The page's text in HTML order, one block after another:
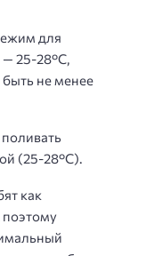
для
— 25-28°С,
не менее
(25-28°С).
как
поэтому